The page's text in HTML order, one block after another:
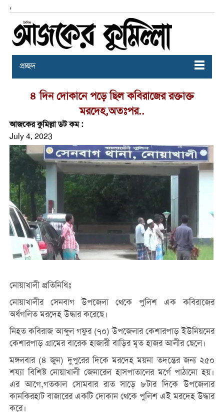
,
প্রচ্ছদ
৪ দিন দোকানে পড়ে ছিল কবিরাজের রক্তাক্ত
মরদেহ,অতঃপর..
আজকের কুমিল্লা ডট কম :
July 4, 2023
নোয়াখালী প্রতিনিধিঃ
নোয়াখালীর সেনবাগ উপজেলা থেকে পুলিশ এক কবিরাজের
অর্ধগলিত মরদেহ উদ্ধার করেছে।
নিহত কবিরাজ আব্দুল গফুর (৭০) উপজেলার কেশারপাড় ইউনিয়নের
কেশারপাড় গ্রামের বারেক হাজারী বাড়ির মৃত হাজর আলীর ছেলে।
মঙ্গলবার (৪ জুন) দুপুরের দিকে মরদেহ ময়না তদন্তের জন্য ২৫০
শয্যা বিশিষ্ট নোয়াখালী জেনারেল হাসপাতালের মর্গে পাঠানো হয়।
এর আগে,গতকাল সোমবার রাত সাড়ে ৮টার দিকে উপজেলার
কানকিরহাট বাজারের একটি দোকান থেকে পুলিশ এই মরদেহ উদ্ধার
করে।